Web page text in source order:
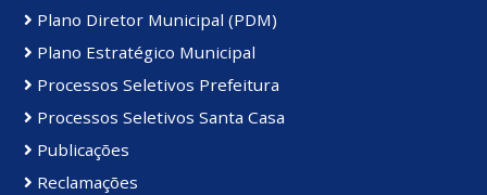
Plano Diretor Municipal (PDM)
Plano Estratégico Municipal
Processos Seletivos Prefeitura
Processos Seletivos Santa Casa
Publicações
Reclamações